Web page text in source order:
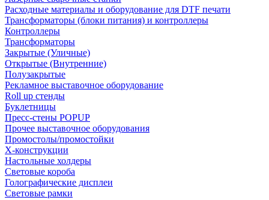
Расходные материалы и оборудование для DTF печати
Трансформаторы (блоки питания) и контроллеры
Контроллеры
Трансформаторы
Закрытые (Уличные)
Открытые (Внутренние)
Полузакрытые
Рекламное выставочное оборудование
Roll up стенды
Буклетницы
Пресс-стены POPUP
Прочее выставочное оборудования
Промостолы/промостойки
Х-конструкции
Настольные холдеры
Световые короба
Голографические дисплеи
Световые рамки